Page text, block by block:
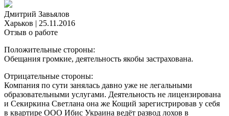
Дмитрий Завьялов
Харьков | 25.11.2016
Отзыв о работе
Положительные стороны:
Обещания громкие, деятельность якобы застрахована.
Отрицательные стороны:
Компания по сути занялась давно уже не легальными
образовательными услугами. Деятельность не лицензирована
и Секиркина Светлана она же Кощий зарегистрировав у себя
в квартире ООО Ибис Украина ведёт развод лохов в